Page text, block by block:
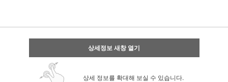
상세정보 새창 열기
상세 정보를 확대해 보실 수 있습니다.